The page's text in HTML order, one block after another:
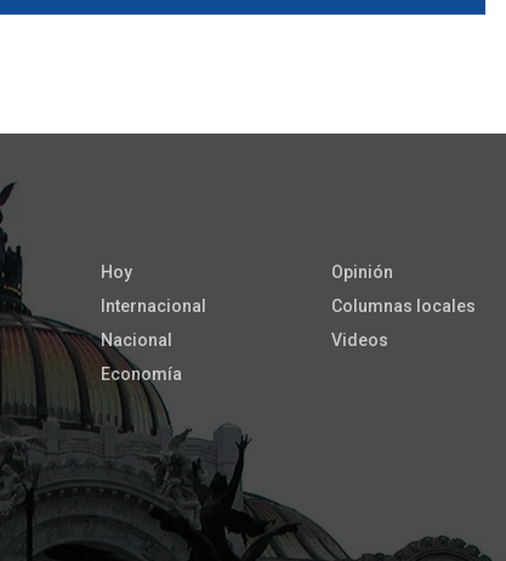
Hoy
Internacional
Nacional
Economía
Opinión
Columnas locales
Videos